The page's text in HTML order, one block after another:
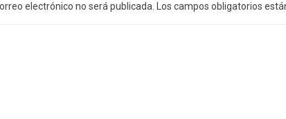
electrónico no será publicada. Los campos obligatorios